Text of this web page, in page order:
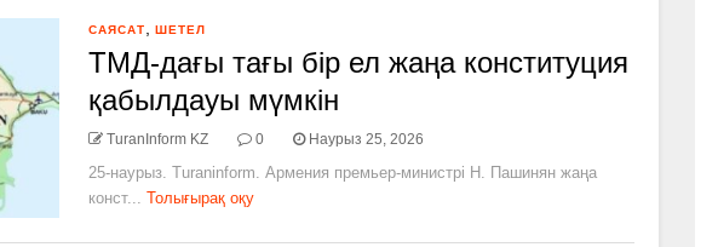
САЯСАТ ШЕТЕЛ
ТМД-дағы тағы бір ел жаңа конституция
қабылдауы мүмкін
TuranInform KZ 0 Наурыз 25, 2026
25-наурыз. Turaninform. Армения премьер-министрі Н. Пашинян жаңа
конст... Толығырақ оқу